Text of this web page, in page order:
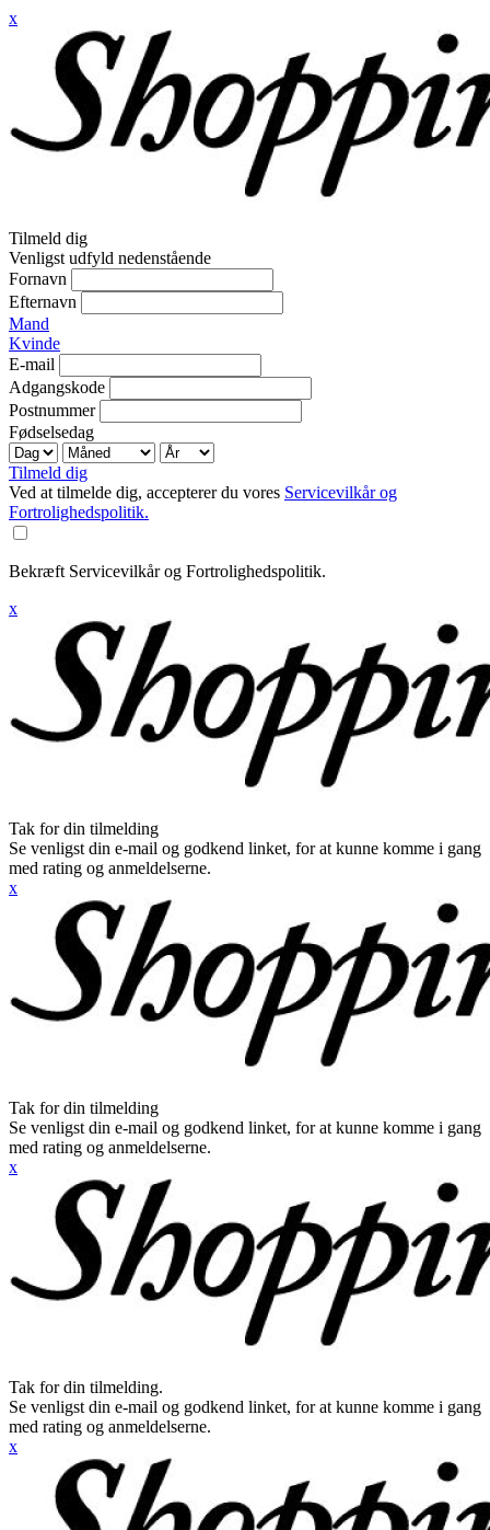
x
Tilmeld dig
Venligst udfyld nedenstående
Fornavn
Efternavn
Mand
Kvinde
E-mail
Adgangskode
Postnummer
Fødselsedag
Tilmeld dig
Ved at tilmelde dig, accepterer du vores Servicevilkår og
Fortrolighedspolitik.
Bekræft Servicevilkår og Fortrolighedspolitik.
x
Tak for din tilmelding
Se venligst din e-mail og godkend linket, for at kunne komme i gang
med rating og anmeldelserne.
x
Tak for din tilmelding
Se venligst din e-mail og godkend linket, for at kunne komme i gang
med rating og anmeldelserne.
x
Tak for din tilmelding.
Se venligst din e-mail og godkend linket, for at kunne komme i gang
med rating og anmeldelserne.
x